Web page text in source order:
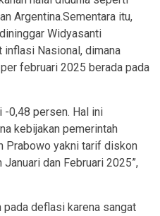
Argentina.Sementara itu,
Widyasanti
Nasional, dimana
februari 2025 berada pada
-0,48 persen. Hal ini
kebijakan pemerintah
Prabowo yakni tarif diskon
dan Februari 2025”,
deflasi karena sangat